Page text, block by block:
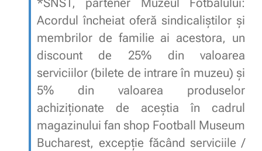
*SNST, partener Muzeul Fotbalului:
Acordul încheiat oferă sindicaliștilor și
membrilor de familie ai acestora, un
discount de 25% din valoarea
serviciilor (bilete de intrare în muzeu) și
5% din valoarea produselor
achiziționate de aceștia în cadrul
magazinului fan shop Football Museum
Bucharest, excepție făcând serviciile /